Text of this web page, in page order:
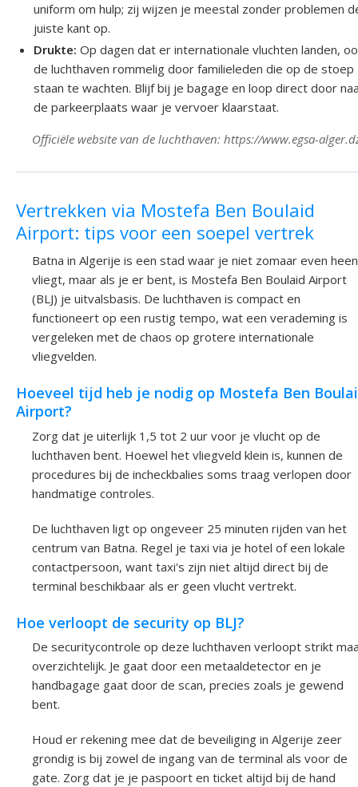
uniform om hulp; zij wijzen je meestal zonder problemen
juiste kant op.
Drukte: Op dagen dat er internationale vluchten landen,
de luchthaven rommelig door familieleden die op de stoep
staan te wachten. Blijf bij je bagage en loop direct door
de parkeerplaats waar je vervoer klaarstaat.
Officiële website van de luchthaven: https://www.egsa-
Vertrekken via Mostefa Ben Boulaid
Airport: tips voor een soepel vertrek
Batna in Algerije is een stad waar je niet zomaar even heen
vliegt, maar als je er bent, is Mostefa Ben Boulaid Airport
(BLJ) je uitvalsbasis. De luchthaven is compact en
functioneert op een rustig tempo, wat een verademing is
vergeleken met de chaos op grotere internationale
vliegvelden.
Hoeveel tijd heb je nodig op Mostefa Ben
Airport?
Zorg dat je uiterlijk 1,5 tot 2 uur voor je vlucht op de
luchthaven bent. Hoewel het vliegveld klein is, kunnen de
procedures bij de incheckbalies soms traag verlopen door
handmatige controles.
De luchthaven ligt op ongeveer 25 minuten rijden van het
centrum van Batna. Regel je taxi via je hotel of een lokale
contactpersoon, want taxi's zijn niet altijd direct bij de
terminal beschikbaar als er geen vlucht vertrekt.
Hoe verloopt de security op BLJ?
De securitycontrole op deze luchthaven verloopt strikt
overzichtelijk. Je gaat door een metaaldetector en je
handbagage gaat door de scan, precies zoals je gewend
bent.
Houd er rekening mee dat de beveiliging in Algerije zeer
grondig is bij zowel de ingang van de terminal als voor de
gate. Zorg dat je je paspoort en ticket altijd bij de hand